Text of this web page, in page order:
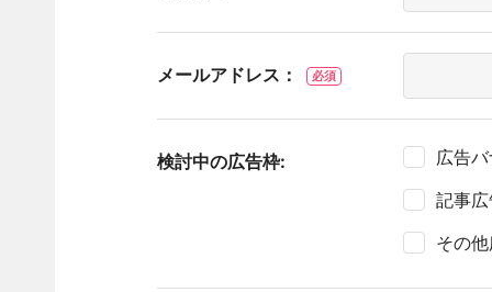
メールアドレス： 必須
検討中の広告枠:
広告
記事
その